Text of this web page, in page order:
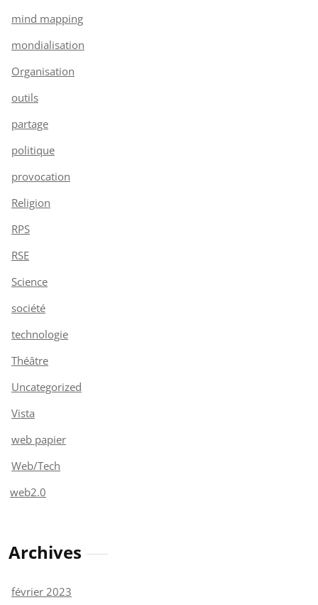
mind mapping
mondialisation
Organisation
outils
partage
politique
provocation
Religion
RPS
RSE
Science
société
technologie
Théâtre
Uncategorized
Vista
web papier
Web/Tech
web2.0
Archives
février 2023